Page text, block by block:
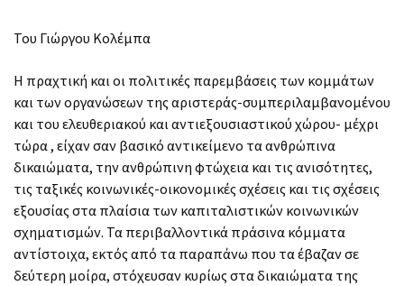
Του Γιώργου Κολέμπα
Η πραχτική και οι πολιτικές παρεμβάσεις των κομμάτων
και των οργανώσεων της αριστεράς-συμπεριλαμβανομένου
και του ελευθεριακού και αντιεξουσιαστικού χώρου- μέχρι
τώρα , είχαν σαν βασικό αντικείμενο τα ανθρώπινα
δικαιώματα, την ανθρώπινη φτώχεια και τις ανισότητες,
τις ταξικές κοινωνικές-οικονομικές σχέσεις και τις σχέσεις
εξουσίας στα πλαίσια των καπιταλιστικών κοινωνικών
σχηματισμών. Τα περιβαλλοντικά πράσινα κόμματα
αντίστοιχα, εκτός από τα παραπάνω που τα έβαζαν σε
δεύτερη μοίρα, στόχευσαν κυρίως στα δικαιώματα της